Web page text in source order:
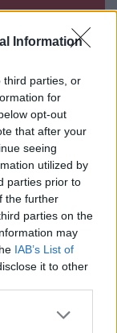
Information
third parties, or
for
opt-out
that after your
seeing
utilized by
parties prior to
the further
parties on the
may
IAB’s List of
it to other